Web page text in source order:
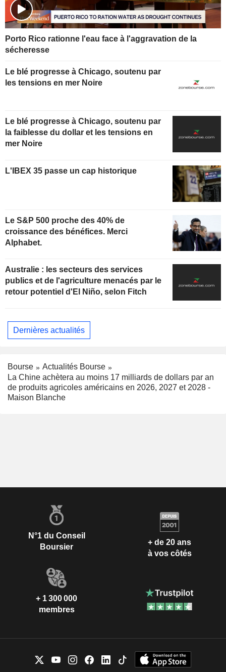
Porto Rico rationne l'eau face à l'aggravation de la
sécheresse
Le blé progresse à Chicago, soutenu par
les tensions en mer Noire
Le blé progresse à Chicago, soutenu par
la faiblesse du dollar et les tensions en
mer Noire
L'IBEX 35 passe un cap historique
Le S&P 500 proche des 40% de
croissance des bénéfices. Merci
Alphabet.
Australie : les secteurs des services
publics et de l'agriculture menacés par le
retour potentiel d'El Niño, selon Fitch
Dernières actualités
Bourse
Actualités Bourse
La Chine achètera au moins 17 milliards de dollars par an
de produits agricoles américains en 2026, 2027 et 2028 -
Maison Blanche
N°1 du Conseil
Boursier
+ de 20 ans
à vos côtés
+ 1 300 000
membres